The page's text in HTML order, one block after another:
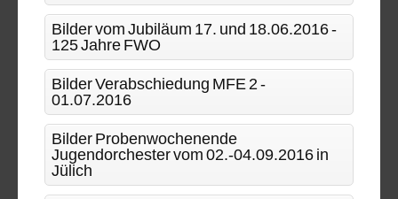
Bilder vom Jubiläum 17. und 18.06.2016 -
125 Jahre FWO
Bilder Verabschiedung MFE 2 -
01.07.2016
Bilder Probenwochenende
Jugendorchester vom 02.-04.09.2016 in
Jülich